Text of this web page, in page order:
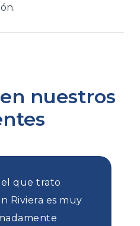
nuestros
el que trato
Riviera es muy